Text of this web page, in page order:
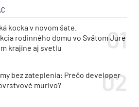
kocka v novom šate.
rodinného domu vo Svätom Jure
krajine aj svetlu
bez zateplenia: Prečo developer
murivo?